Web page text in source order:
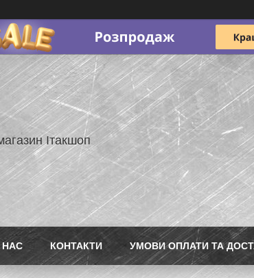
Ітакшоп
НАС КОНТАКТИ УМОВИ ОПЛАТИ ТА